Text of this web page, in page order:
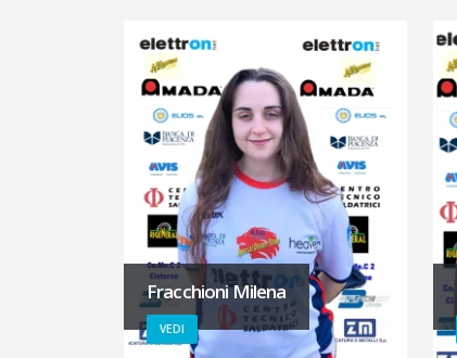
Fracchioni Milena
VEDI